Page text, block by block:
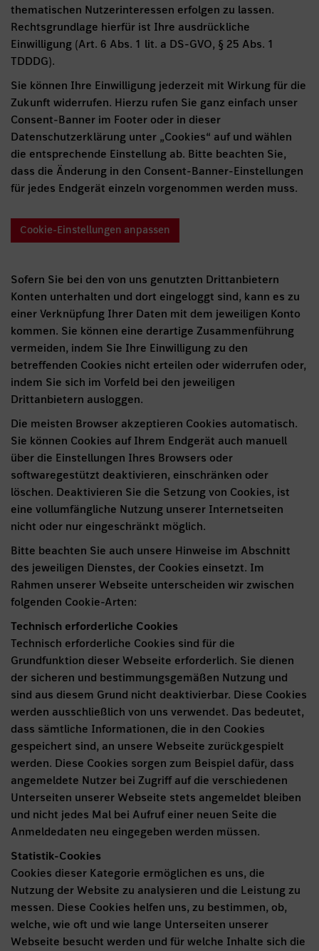
thematischen Nutzerinteressen erfolgen zu lassen.
Rechtsgrundlage hierfür ist Ihre ausdrückliche
Einwilligung (Art. 6 Abs. 1 lit. a DS-GVO, § 25 Abs. 1
TDDDG).
Sie können Ihre Einwilligung jederzeit mit Wirkung für die
Zukunft widerrufen. Hierzu rufen Sie ganz einfach unser
Consent-Banner im Footer oder in dieser
Datenschutzerklärung unter „Cookies“ auf und wählen
die entsprechende Einstellung ab. Bitte beachten Sie,
dass die Änderung in den Consent-Banner-Einstellungen
für jedes Endgerät einzeln vorgenommen werden muss.
Cookie-Einstellungen anpassen
Sofern Sie bei den von uns genutzten Drittanbietern
Konten unterhalten und dort eingeloggt sind, kann es zu
einer Verknüpfung Ihrer Daten mit dem jeweiligen Konto
kommen. Sie können eine derartige Zusammenführung
vermeiden, indem Sie Ihre Einwilligung zu den
betreffenden Cookies nicht erteilen oder widerrufen oder,
indem Sie sich im Vorfeld bei den jeweiligen
Drittanbietern ausloggen.
Die meisten Browser akzeptieren Cookies automatisch.
Sie können Cookies auf Ihrem Endgerät auch manuell
über die Einstellungen Ihres Browsers oder
softwaregestützt deaktivieren, einschränken oder
löschen. Deaktivieren Sie die Setzung von Cookies, ist
eine vollumfängliche Nutzung unserer Internetseiten
nicht oder nur eingeschränkt möglich.
Bitte beachten Sie auch unsere Hinweise im Abschnitt
des jeweiligen Dienstes, der Cookies einsetzt. Im
Rahmen unserer Webseite unterscheiden wir zwischen
folgenden Cookie-Arten:
Technisch erforderliche Cookies
Technisch erforderliche Cookies sind für die
Grundfunktion dieser Webseite erforderlich. Sie dienen
der sicheren und bestimmungsgemäßen Nutzung und
sind aus diesem Grund nicht deaktivierbar. Diese Cookies
werden ausschließlich von uns verwendet. Das bedeutet,
dass sämtliche Informationen, die in den Cookies
gespeichert sind, an unsere Webseite zurückgespielt
werden. Diese Cookies sorgen zum Beispiel dafür, dass
angemeldete Nutzer bei Zugriff auf die verschiedenen
Unterseiten unserer Webseite stets angemeldet bleiben
und nicht jedes Mal bei Aufruf einer neuen Seite die
Anmeldedaten neu eingegeben werden müssen.
Statistik-Cookies
Cookies dieser Kategorie ermöglichen es uns, die
Nutzung der Website zu analysieren und die Leistung zu
messen. Diese Cookies helfen uns, zu bestimmen, ob,
welche, wie oft und wie lange Unterseiten unserer
Webseite besucht werden und für welche Inhalte sich die